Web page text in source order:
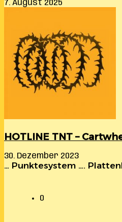
7. August 2025
HOTLINE TNT –
30. Dezember 2023
… Punktesystem ….
0